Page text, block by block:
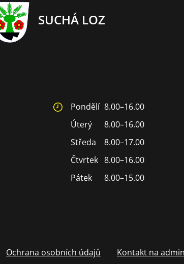
SUCHÁ LOZ
Pondělí 8.00–16.00
Úterý
8.00–16.00
Středa
8.00–17.00
Čtvrtek 8.00–16.00
Pátek
8.00–15.00
Ochrana osobních údajů Kontakt na